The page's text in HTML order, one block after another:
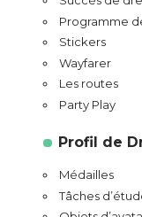
Programme
Stickers
Wayfarer
Les routes
Party Play
Profil de
Médailles
Tâches